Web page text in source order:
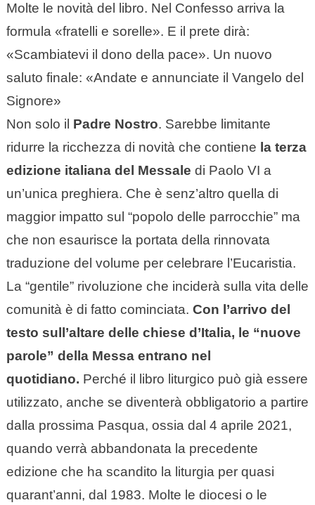
Molte le novità del libro. Nel Confesso arriva la
formula «fratelli e sorelle». E il prete dirà:
«Scambiatevi il dono della pace». Un nuovo
saluto finale: «Andate e annunciate il Vangelo del
Signore»
Non solo il Padre Nostro. Sarebbe limitante
ridurre la ricchezza di novità che contiene la terza
edizione italiana del Messale di Paolo VI a
un’unica preghiera. Che è senz’altro quella di
maggior impatto sul “popolo delle parrocchie” ma
che non esaurisce la portata della rinnovata
traduzione del volume per celebrare l’Eucaristia.
La “gentile” rivoluzione che inciderà sulla vita delle
comunità è di fatto cominciata. Con l’arrivo del
testo sull’altare delle chiese d’Italia, le “nuove
parole” della Messa entrano nel
quotidiano. Perché il libro liturgico può già essere
utilizzato, anche se diventerà obbligatorio a partire
dalla prossima Pasqua, ossia dal 4 aprile 2021,
quando verrà abbandonata la precedente
edizione che ha scandito la liturgia per quasi
quarant’anni, dal 1983. Molte le diocesi o le